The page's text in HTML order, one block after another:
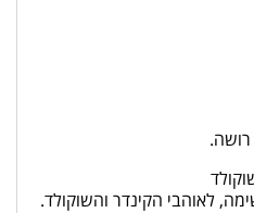
רושה.
לאוהבי הקינדר והשוקולד.